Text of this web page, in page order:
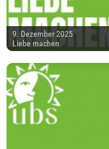
9. Dezember 2025
Liebe machen